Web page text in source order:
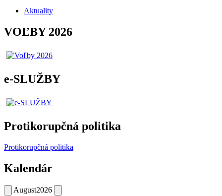
Aktuality
VOĽBY 2026
e-SLUŽBY
Protikorupčná politika
Protikorupčná politika
Kalendár
August2026